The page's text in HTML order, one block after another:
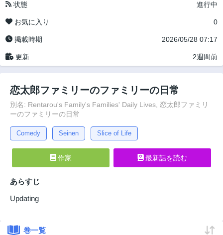
状態 進行中
お気に入り 0
掲載時期 2026/05/28 07:17
更新 2週間前
恋太郎ファミリーのファミリーの日常
別名: Rentarou's Family's Families' Daily Lives, 恋太郎ファミリ
ーのファミリーの日常
Comedy Seinen Slice of Life
作家 最新話を読む
あらすじ
Updating
巻一覧